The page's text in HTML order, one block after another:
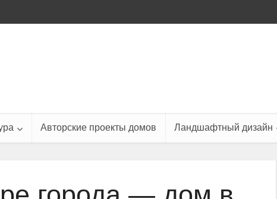
Авторские проекты домов Ландшафтный дизайн